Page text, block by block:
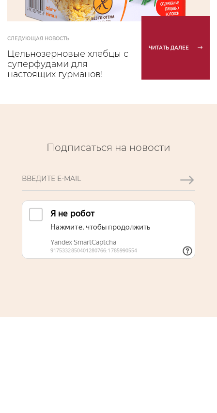
СЛЕДУЮЩАЯ НОВОСТЬ
Цельнозерновые хлебцы с
суперфудами для
настоящих гурманов!
ЧИТАТЬ ДАЛЕЕ
Подписаться на новости